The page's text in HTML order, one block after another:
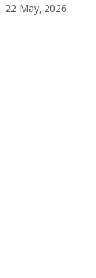
22 May, 2026